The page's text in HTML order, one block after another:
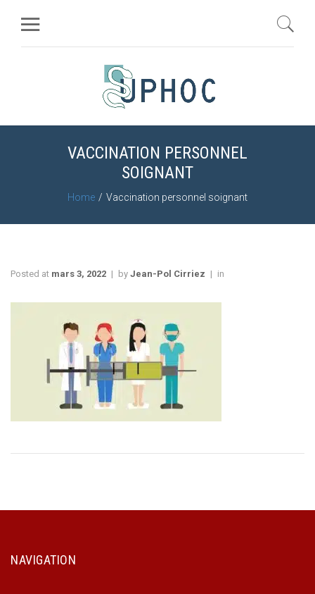
VACCINATION PERSONNEL
SOIGNANT
Home Vaccination personnel soignant
Posted at mars 3, 2022 by Jean-Pol Cirriez in
NAVIGATION